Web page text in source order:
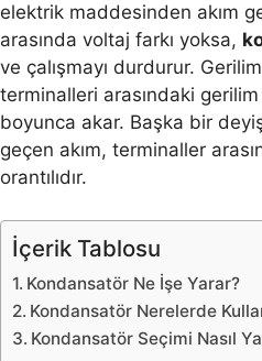
elektrik maddesinden akım
arasında voltaj farkı yoksa,
ve çalışmayı durdurur.
terminalleri arasındaki
boyunca akar. Başka bir
geçen akım, terminaller
orantılıdır.
İçerik Tablosu
Kondansatör Ne İşe Yarar?
Kondansatör Nerelerde
Kondansatör Seçimi Nasıl